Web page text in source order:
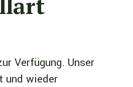
Verfügung. Unser
und wieder